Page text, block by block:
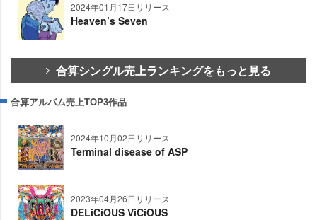
2024年01月17日リリース
Heaven’s Seven
合算シングル売上ランキングをもっと見る
合算アルバム売上TOP3作品
2024年10月02日リリース
Terminal disease of ASP
2023年04月26日リリース
DELiCiOUS ViCiOUS